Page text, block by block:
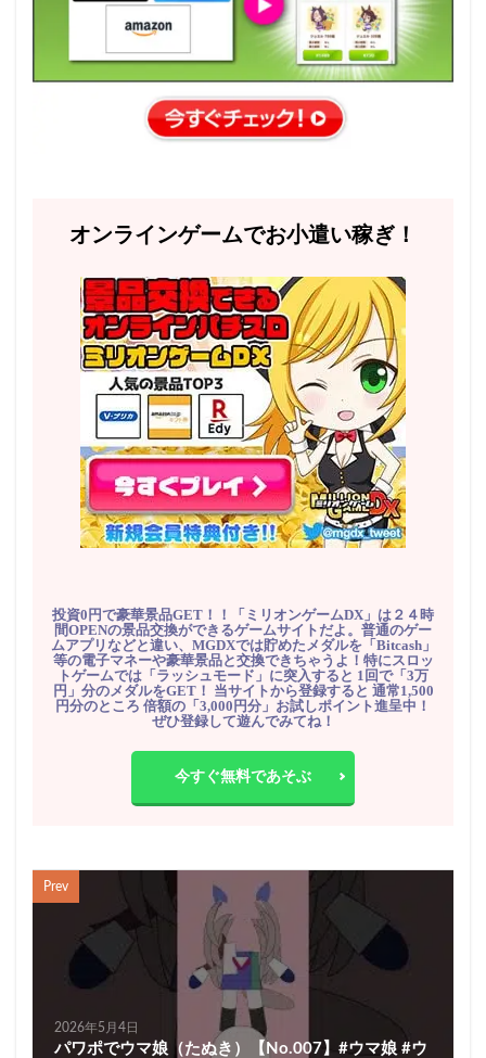
オンラインゲームでお小遣い稼ぎ！
投資0円で豪華景品GET！！「ミリオンゲームDX」は２４時
間OPENの景品交換ができるゲームサイトだよ。普通のゲー
ムアプリなどと違い、MGDXでは貯めたメダルを「Bitcash」
等の電子マネーや豪華景品と交換できちゃうよ！特にスロッ
トゲームでは「ラッシュモード」に突入すると 1回で「3万
円」分のメダルをGET！ 当サイトから登録すると 通常1,500
円分のところ 倍額の「3,000円分」お試しポイント進呈中！
ぜひ登録して遊んでみてね！
今すぐ無料であそぶ
Prev
2026年5月4日
パワポでウマ娘（たぬき）【No.007】#ウマ娘 #ウ